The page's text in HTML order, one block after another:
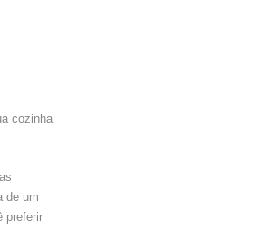
cozinha
de um
preferir